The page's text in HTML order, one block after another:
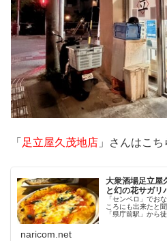
「 足立屋久茂地店 」さんはこち
大衆酒場足立屋
と幻の花サガリ
「センベロ」でお
ころにも出来たと
「県庁前駅」から
ました。「大衆屋
ッツァ足立屋」3
naricom.net